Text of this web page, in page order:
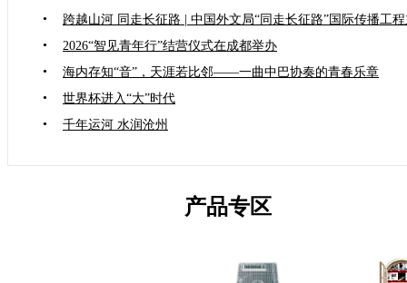
•
跨越山河 同走长征路 | 中国外文局“同走长征路”国际传播工
•
2026“智见青年行”结营仪式在成都举办
•
海内存知“音”，天涯若比邻——一曲中巴协奏的青春乐章
•
世界杯进入“大”时代
•
千年运河 水润沧州
产品专区